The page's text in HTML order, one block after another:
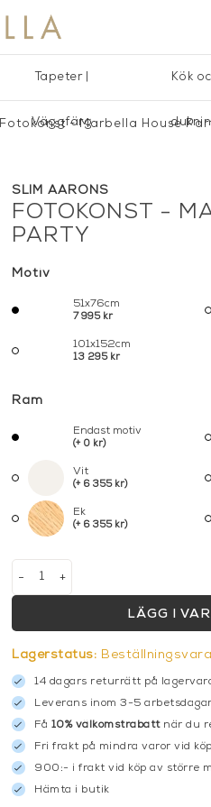
Tapeter |
Väggfärg
Kök
Fotokonst - Marbella House
SLIM AARONS
FOTOKONST -
PARTY
Motiv
51x76cm
7 995 kr
101x152cm
13 295 kr
Ram
Endast motiv
(+ 0 kr)
Vit
(+ 6 355 kr)
Ek
(+ 6 355 kr)
+
-
LÄGG I
Lagerstatus:
14 dagars returrätt på
Leverans inom 3-5
Få 10% välkomstrabattnär du
Fri frakt på mindra varor vid
900:- i frakt vid köp av större
Hämta i butik